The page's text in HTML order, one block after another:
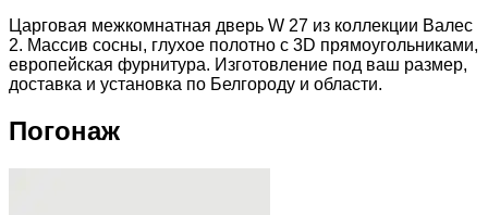
Царговая межкомнатная дверь W 27 из коллекции Валес
2. Массив сосны, глухое полотно с 3D прямоугольниками,
европейская фурнитура. Изготовление под ваш размер,
доставка и установка по Белгороду и области.
Погонаж